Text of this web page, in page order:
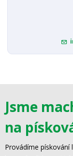
Jsme
na
Provádíme